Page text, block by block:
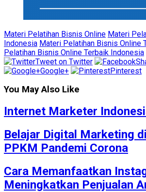
Materi Pelatihan Bisnis Online Materi
Indonesia Materi Pelatihan Bisnis Online
Pelatihan Bisnis Online Terbaik Indonesia
Tweet on Twitter
Google+
Pinterest
You May Also Like
Internet Marketer
Belajar Digital Marketing
PPKM Pandemi Corona
Cara Memanfaatkan
Meningkatkan Penjualan